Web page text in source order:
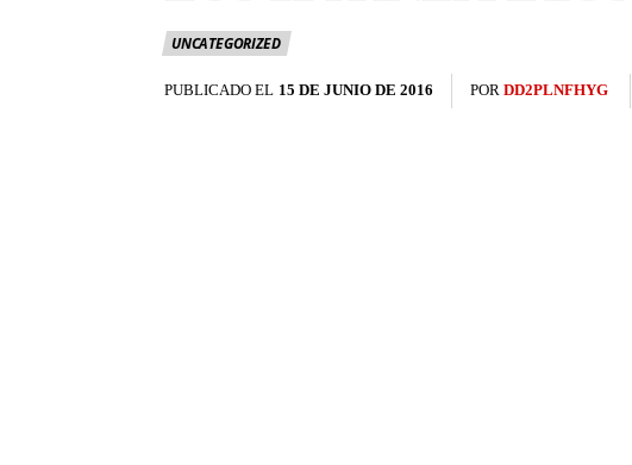
UNCATEGORIZED
PUBLICADO EL 15 DE JUNIO DE 2016 POR DD2PLNFHYG